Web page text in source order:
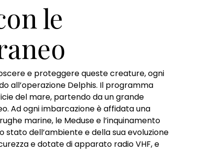
le
e proteggere queste creature, ogni
all’operazione Delphis. Il programma
del mare, partendo da un grande
Ad ogni imbarcazione è affidata una
marine, le Meduse e l’inquinamento
dell’ambiente e della sua evoluzione
e dotate di apparato radio VHF, e